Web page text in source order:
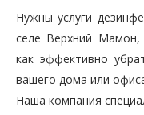
Нужны услуги
селе Верхний
как эффективно
вашего дома или
Наша компания